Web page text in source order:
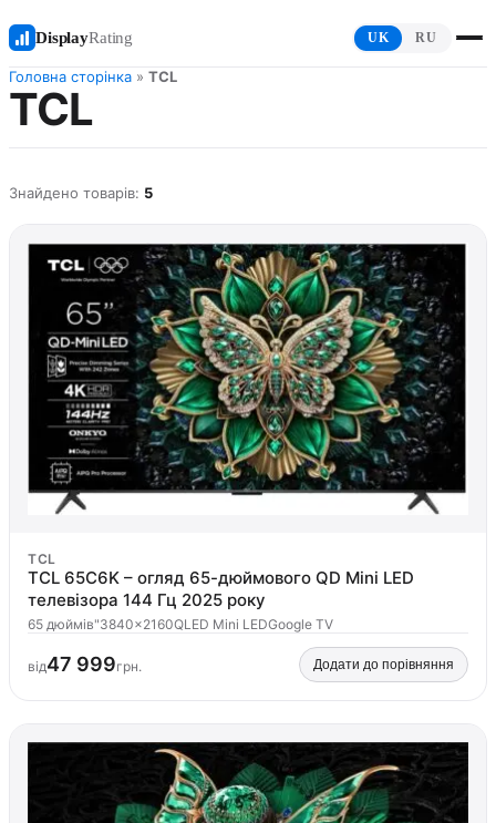
DisplayRating UK RU
Головна сторінка » TCL
TCL
Знайдено товарів: 5
TCL
TCL 65C6K – огляд 65-дюймового QD Mini LED
телевізора 144 Гц 2025 року
65 дюймів"3840×2160QLED Mini LEDGoogle TV
від47 999грн. Додати до порівняння